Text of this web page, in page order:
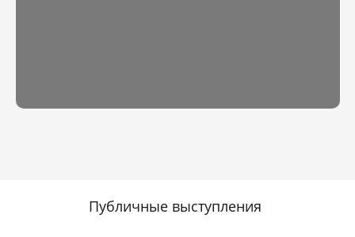
Публичные выступления